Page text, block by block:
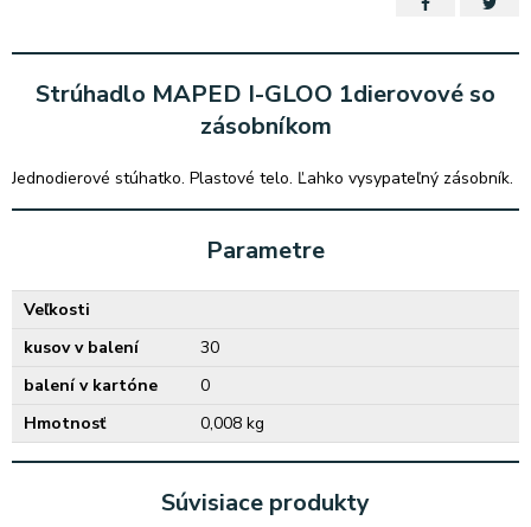
Strúhadlo MAPED I-GLOO 1dierovové so
zásobníkom
Jednodierové stúhatko. Plastové telo. Ľahko vysypateľný zásobník.
Parametre
Veľkosti
kusov v balení
30
balení v kartóne
0
Hmotnosť
0,008 kg
Súvisiace produkty